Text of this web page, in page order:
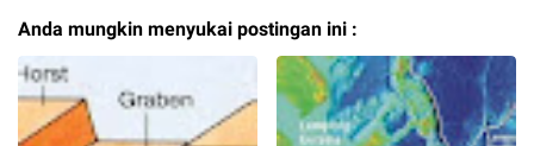
Anda mungkin menyukai postingan ini :